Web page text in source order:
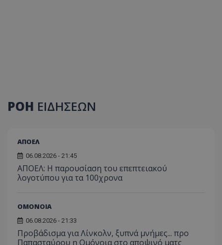
ΡΟΗ ΕΙΔΗΣΕΩΝ
ΑΠΟΕΛ
06.08.2026 - 21:45
ΑΠΟΕΛ: Η παρουσίαση του επεπτειακού
λογοτύπου για τα 100χρονα
ΟΜΟΝΟΙΑ
06.08.2026 - 21:33
Προβάδισμα για Λίνκολν, ξυπνά μνήμες... προ
Παπασταύρου η Ομόνοια στο αποψινό ματς